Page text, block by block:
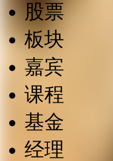
股票
板块
嘉宾
课程
基金
经理